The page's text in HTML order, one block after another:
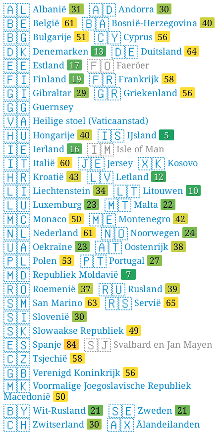
🇦🇱 Albanië 31 🇦🇩 Andorra 30
🇧🇪 België 61 🇧🇦 Bosnië-Herzegovina 40
🇧🇬 Bulgarije 51 🇨🇾 Cyprus 56
🇩🇰 Denemarken 13 🇩🇪 Duitsland 64
🇪🇪 Estland 17 🇫🇴 Faeröer
🇫🇮 Finland 19 🇫🇷 Frankrijk 58
🇬🇮 Gibraltar 29 🇬🇷 Griekenland 56
🇬🇬 Guernsey
🇻🇦 Heilige stoel (Vaticaanstad)
🇭🇺 Hongarije 40 🇮🇸 IJsland 5
🇮🇪 Ierland 16 🇮🇲 Isle of Man
🇮🇹 Italië 60 🇯🇪 Jersey 🇽🇰 Kosovo
🇭🇷 Kroatië 43 🇱🇻 Letland 12
🇱🇮 Liechtenstein 34 🇱🇹 Litouwen 10
🇱🇺 Luxemburg 23 🇲🇹 Malta 22
🇲🇨 Monaco 50 🇲🇪 Montenegro 42
🇳🇱 Nederland 61 🇳🇴 Noorwegen 24
🇺🇦 Oekraïne 23 🇦🇹 Oostenrijk 38
🇵🇱 Polen 53 🇵🇹 Portugal 27
🇲🇩 Republiek Moldavië 7
🇷🇴 Roemenië 37 🇷🇺 Rusland 39
🇸🇲 San Marino 63 🇷🇸 Servië 65
🇸🇮 Slovenië 30
🇸🇰 Slowaakse Republiek 49
🇪🇸 Spanje 84 🇸🇯 Svalbard en Jan Mayen
🇨🇿 Tsjechië 58
🇬🇧 Verenigd Koninkrijk 56
🇲🇰 Voormalige Joegoslavische Republiek
Macedonië 50
🇧🇾 Wit-Rusland 21 🇸🇪 Zweden 21
🇨🇭 Zwitserland 30 🇦🇽 Ålandeilanden